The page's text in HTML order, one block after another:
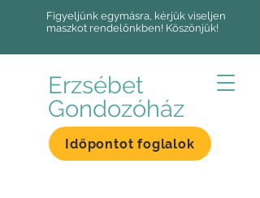
Figyeljünk egymásra, kérjük viseljen
maszkot rendelőnkben! Köszönjük!
Erzsébet
Gondozóház
Időpontot foglalok